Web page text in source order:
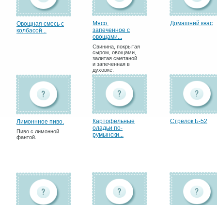
Овощная смесь с
колбасой...
Мясо,
запеченное с
овощами...
Свинина, покрытая
сыром, овощами,
залитая сметаной
и запеченная в
духовке.
Домашний квас
Лимоннное пиво.
Пиво с лимонной
фантой.
Картофельные
оладьи по-
румынски...
Стрелок Б-52